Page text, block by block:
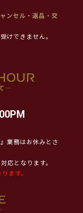
ンセル・返品・交
けできません。
業務はお休みとさ
応となります。
ます。